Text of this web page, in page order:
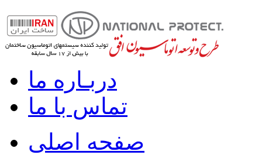
دربـاره ما
تماس با ما
صفحه اصلی